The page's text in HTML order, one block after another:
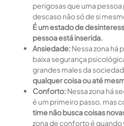
perigosas que uma pessoa
descaso não só de si
É um estado de
pessoa está inserida.
Ansiedade: Nessa zona há
baixa segurança
grandes males da
qualquer coisa ou até
Conforto: Nessa zona há
é um primeiro passo, mas
time não busca coisas
zona de conforto é